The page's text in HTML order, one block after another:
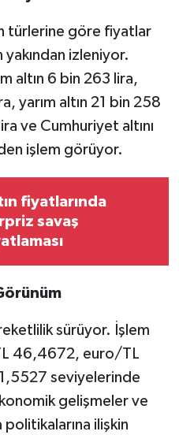
türlerine göre fiyatlar
yakından izleniyor.
altın 6 bin 263 lira,
yarım altın 21 bin 258
ve Cumhuriyet altını
işlem görüyor.
fiyatlarında
savaş
sürüyor. İşlem
46,4672, euro/TL
seviyelerinde
gelişmeler ve
politikalarına ilişkin